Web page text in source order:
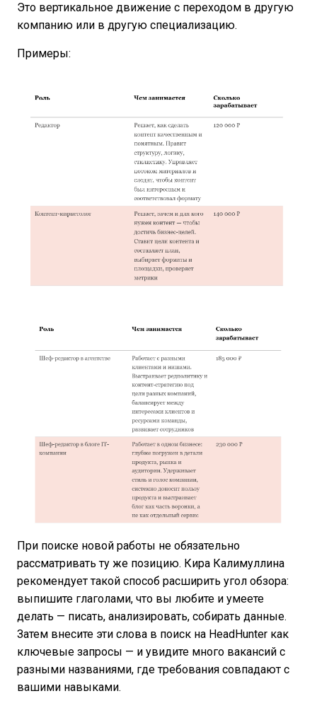
Это вертикальное движение с переходом в другую
компанию или в другую специализацию.
Примеры:
При поиске новой работы не обязательно
рассматривать ту же позицию. Кира Калимуллина
рекомендует такой способ расширить угол обзора:
выпишите глаголами, что вы любите и умеете
делать — писать, анализировать, собирать данные.
Затем внесите эти слова в поиск на HeadHunter как
ключевые запросы — и увидите много вакансий с
разными названиями, где требования совпадают с
вашими навыками.